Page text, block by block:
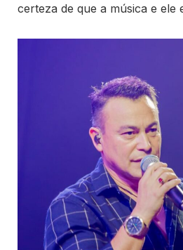
certeza de que a música e ele